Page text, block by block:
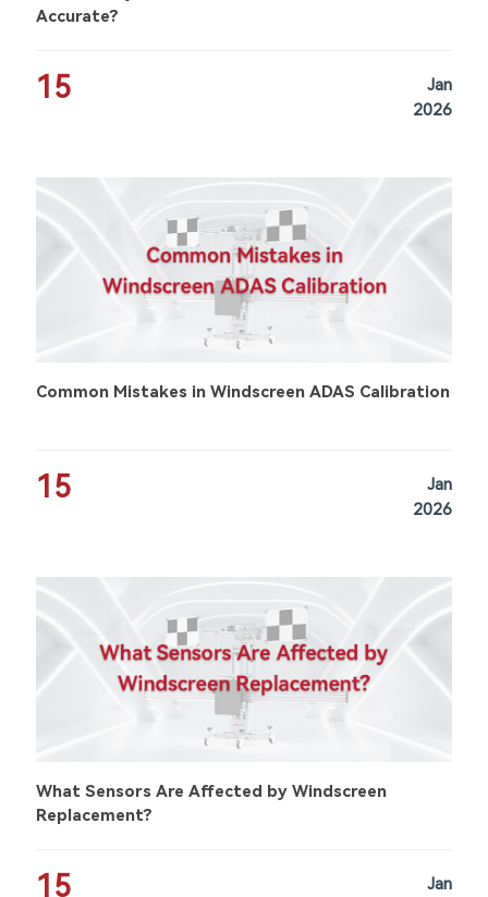
Accurate?
15
Jan
2026
Common Mistakes in Windscreen ADAS Calibration
15
Jan
2026
What Sensors Are Affected by Windscreen
Replacement?
15
Jan